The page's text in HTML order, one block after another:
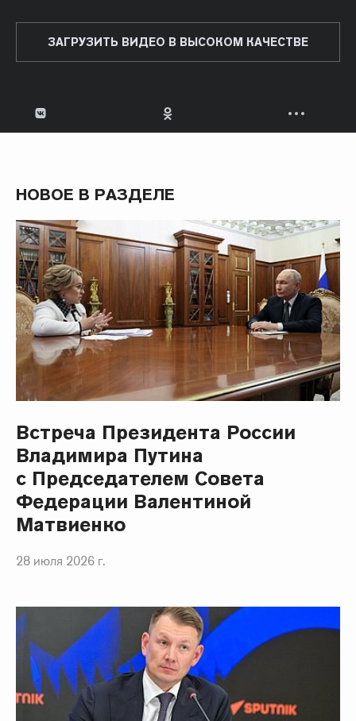
ЗАГРУЗИТЬ ВИДЕО В ВЫСОКОМ КАЧЕСТВЕ
НОВОЕ В РАЗДЕЛЕ
Встреча Президента России
Владимира Путина
с Председателем Совета
Федерации Валентиной
Матвиенко
28 июля 2026 г.